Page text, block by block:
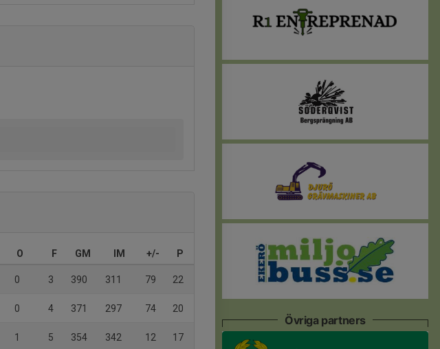
O F GM IM +/- P
0 3 390 311 79 22
0 4 371 297 74 20
1 5 354 342 12 17
Övriga partners